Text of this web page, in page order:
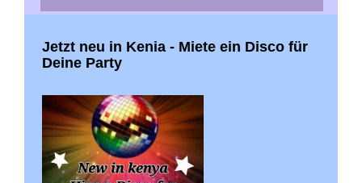
Jetzt neu in Kenia - Miete ein Disco für
Deine Party